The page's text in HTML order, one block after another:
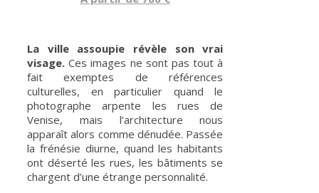
La ville assoupie révèle son vrai
visage. Ces images ne sont pas tout à
fait exemptes de références
culturelles, en particulier quand le
photographe arpente les rues de
Venise, mais l’architecture nous
apparaît alors comme dénudée. Passée
la frénésie diurne, quand les habitants
ont déserté les rues, les bâtiments se
chargent d’une étrange personnalité.